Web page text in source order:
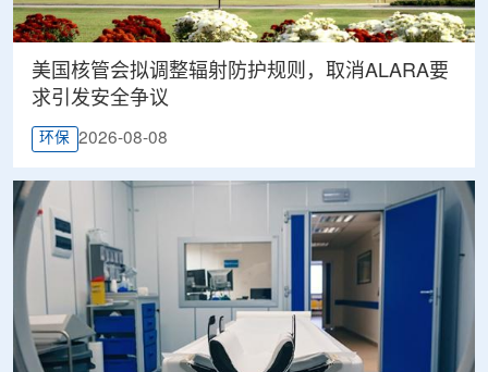
美国核管会拟调整辐射防护规则，取消ALARA要
求引发安全争议
环保 2026-08-08